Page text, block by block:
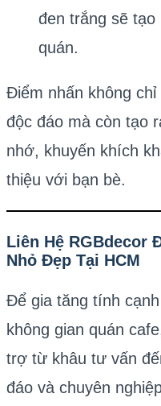
đen trắng sẽ tạo
quán.
Điểm nhấn không
độc đáo mà còn tạo
nhớ, khuyến khích
thiệu với bạn bè.
Liên Hệ RGBdecor
Nhỏ Đẹp Tại HCM
Để gia tăng tính
không gian quán
trợ từ khâu tư vấn
đáo và chuyên